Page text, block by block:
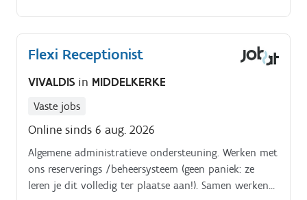
verwerking).
Flexi Receptionist
VIVALDIS in MIDDELKERKE
Vaste jobs
Online sinds 6 aug. 2026
Algemene administratieve ondersteuning. Werken met
ons reserverings /beheersysteem (geen paniek: ze
leren je dit volledig ter plaatse aan!). Samen werken